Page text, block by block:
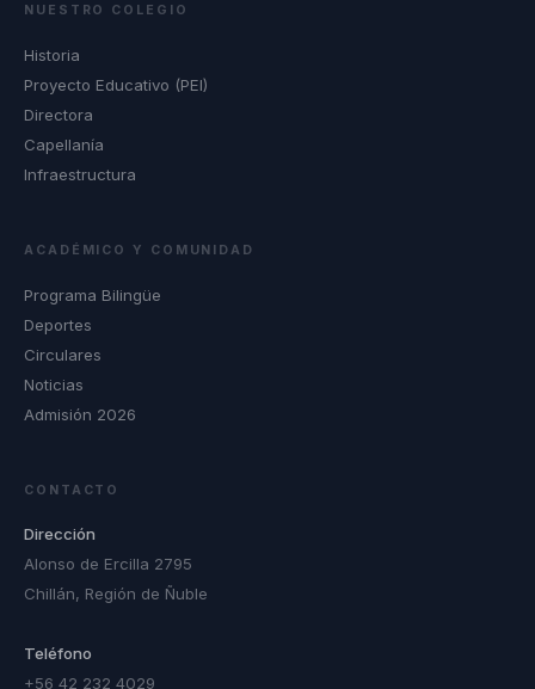
NUESTRO COLEGIO
Historia
Proyecto Educativo (PEI)
Directora
Capellanía
Infraestructura
ACADÉMICO Y COMUNIDAD
Programa Bilingüe
Deportes
Circulares
Noticias
Admisión 2026
CONTACTO
Dirección
Alonso de Ercilla 2795
Chillán, Región de Ñuble
Teléfono
+56 42 232 4029